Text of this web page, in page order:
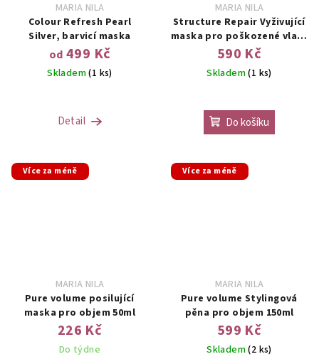
MARIA NILA
Colour Refresh Pearl
Silver, barvicí maska
od 499 Kč
Skladem(1 ks)
Detail
MARIA NILA
Structure Repair Vyživující
maska pro poškozené vlasy
250ml
590 Kč
Skladem(1 ks)
Do košíku
Více za méně
MARIA NILA
Pure volume posilující
maska pro objem 50ml
226 Kč
Do týdne
Více za méně
MARIA NILA
Pure volume Stylingová
pěna pro objem 150ml
599 Kč
Skladem(2 ks)